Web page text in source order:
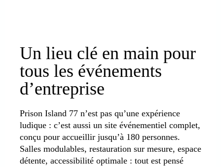
Un lieu clé en main pour
tous les événements
d’entreprise
Prison Island 77 n’est pas qu’une expérience
ludique : c’est aussi un site événementiel complet,
conçu pour accueillir jusqu’à 180 personnes.
Salles modulables, restauration sur mesure, espace
détente, accessibilité optimale : tout est pensé